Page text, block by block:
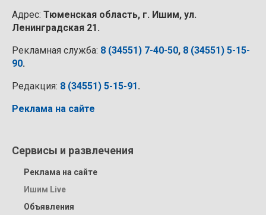
Адрес: Тюменская область, г. Ишим, ул.
Ленинградская 21.
Рекламная служба: 8 (34551) 7-40-50, 8 (34551) 5-15-
90.
Редакция: 8 (34551) 5-15-91.
Реклама на сайте
Сервисы и развлечения
Реклама на сайте
Ишим Live
Объявления